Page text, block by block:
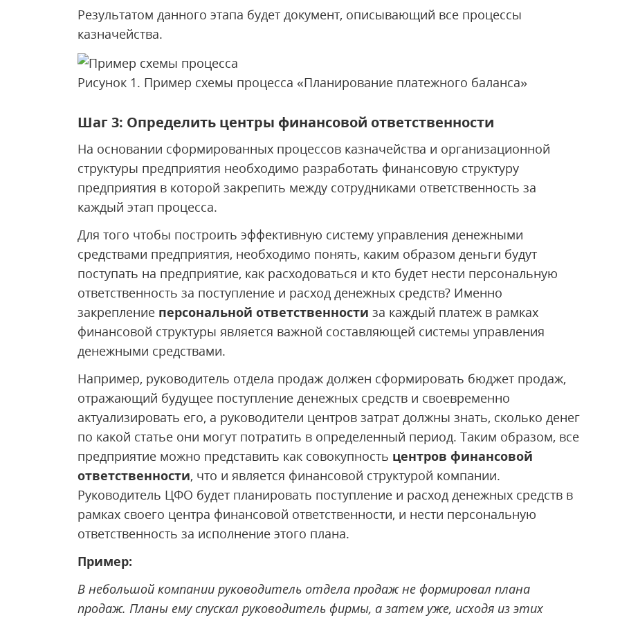
Результатом данного этапа будет документ, описывающий все процессы
казначейства.
Рисунок 1. Пример схемы процесса «Планирование платежного баланса»
Шаг 3: Определить центры финансовой ответственности
На основании сформированных процессов казначейства и организационной
структуры предприятия необходимо разработать финансовую структуру
предприятия в которой закрепить между сотрудниками ответственность за
каждый этап процесса.
Для того чтобы построить эффективную систему управления денежными
средствами предприятия, необходимо понять, каким образом деньги будут
поступать на предприятие, как расходоваться и кто будет нести персональную
ответственность за поступление и расход денежных средств? Именно
закрепление персональной ответственности за каждый платеж в рамках
финансовой структуры является важной составляющей системы управления
денежными средствами.
Например, руководитель отдела продаж должен сформировать бюджет продаж,
отражающий будущее поступление денежных средств и своевременно
актуализировать его, а руководители центров затрат должны знать, сколько денег
по какой статье они могут потратить в определенный период. Таким образом, все
предприятие можно представить как совокупность центров финансовой
ответственности, что и является финансовой структурой компании.
Руководитель ЦФО будет планировать поступление и расход денежных средств в
рамках своего центра финансовой ответственности, и нести персональную
ответственность за исполнение этого плана.
Пример:
В небольшой компании руководитель отдела продаж не формировал плана
продаж. Планы ему спускал руководитель фирмы, а затем уже, исходя из этих